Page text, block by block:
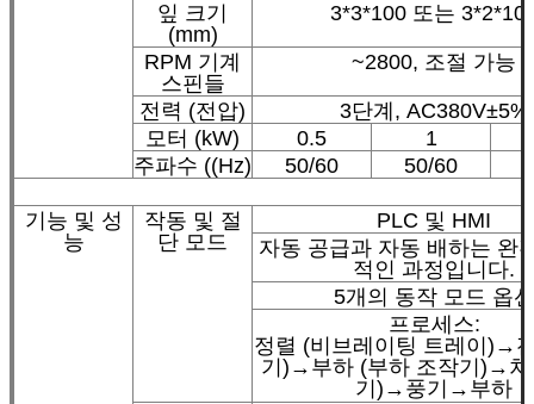
잎 크기
(mm)
3*3*100 또는
RPM 기계
스핀들
~2800, 조절 가능
전력 (전압)
3단계, AC380V±5%
모터 (kW)
0.5
1
주파수 ((Hz)
50/60 50/60
기능 및 성
능
작동 및 절
단 모드
PLC 및 HMI
자동 공급과 자동 배하는 완
적인 과정입니다.
5개의 동작 모드 옵션
프로세스:
정렬 (비브레이팅 트레이)→
기)→부하 (부하 조작기)→처
기)→풍기→부하